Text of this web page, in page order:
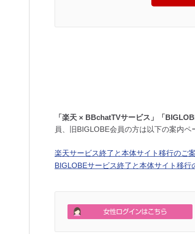
「楽天 × BBchatTVサービス」「
員、旧BIGLOBE会員の方は以下の案内ペ
楽天サービス終了と本体サイト移行のご
BIGLOBEサービス終了と本体サイト移行